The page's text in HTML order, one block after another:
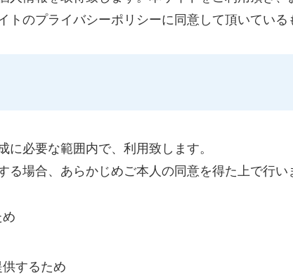
のプライバシーポリシーに同意して頂いている
必要な範囲内で、利用致します。
場合、あらかじめご本人の同意を得た上で行い
するため